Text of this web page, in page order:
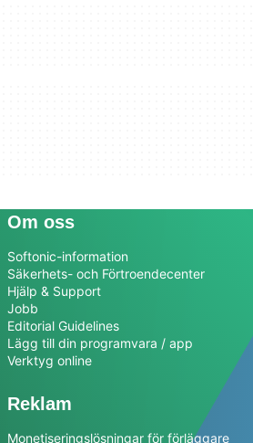
Om oss
Softonic-information
Säkerhets- och Förtroendecenter
Hjälp & Support
Jobb
Editorial Guidelines
Lägg till din programvara / app
Verktyg online
Reklam
Monetiseringslösningar för förläggare